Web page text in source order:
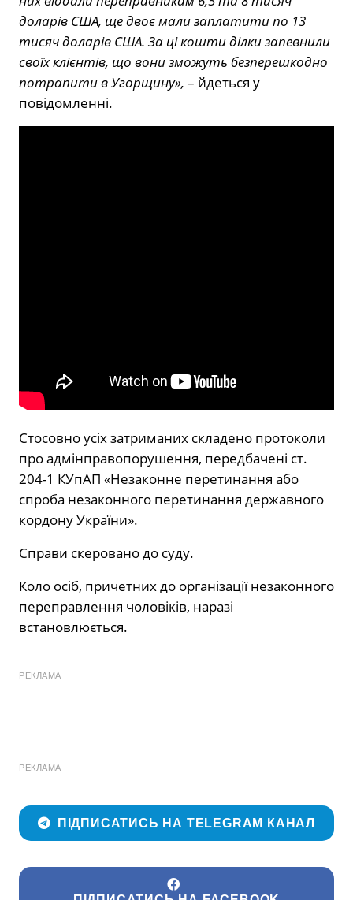
доларів США, ще двоє мали заплатити по 13
тисяч доларів США. За ці кошти ділки запевнили
своїх клієнтів, що вони зможуть безперешкодно
потрапити в Угорщину», – йдеться у
повідомленні.
Стосовно усіх затриманих складено протоколи
про адмінправопорушення, передбачені ст.
204-1 КУпАП «Незаконне перетинання або
спроба незаконного перетинання державного
кордону України».
Справи скеровано до суду.
Коло осіб, причетних до організації незаконного
переправлення чоловіків, наразі
встановлюється.
РЕКЛАМА
РЕКЛАМА
ПІДПИСАТИСЬ НА TELEGRAM КАНАЛ